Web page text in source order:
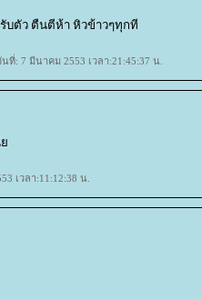
บตัว ตืนตีห้า หิวข้าวๆทุกที
นที่: 7 มีนาคม 2553 เวลา:21:45:37 น.
เวลา:11:12:38 น.